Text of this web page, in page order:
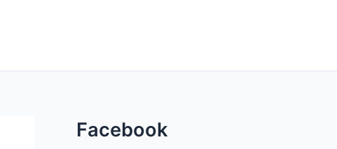
Facebook